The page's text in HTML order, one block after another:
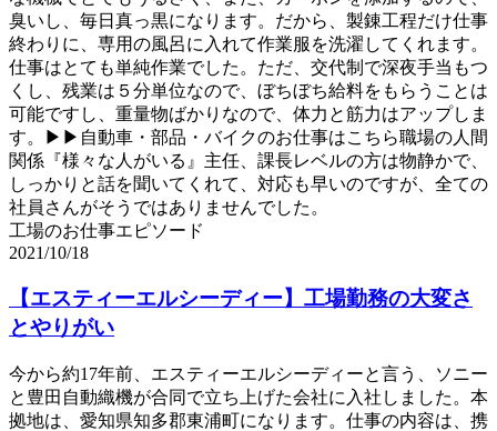
臭いし、毎日真っ黒になります。だから、製錬工程だけ仕事
終わりに、専用の風呂に入れて作業服を洗濯してくれます。
仕事はとても単純作業でした。ただ、交代制で深夜手当もつ
くし、残業は５分単位なので、ぼちぼち給料をもらうことは
可能ですし、重量物ばかりなので、体力と筋力はアップしま
す。▶▶自動車・部品・バイクのお仕事はこちら職場の人間
関係『様々な人がいる』主任、課長レベルの方は物静かで、
しっかりと話を聞いてくれて、対応も早いのですが、全ての
社員さんがそうではありませんでした。
工場のお仕事エピソード
2021/10/18
【エスティーエルシーディー】工場勤務の大変さ
とやりがい
今から約17年前、エスティーエルシーディーと言う、ソニー
と豊田自動織機が合同で立ち上げた会社に入社しました。本
拠地は、愛知県知多郡東浦町になります。仕事の内容は、携